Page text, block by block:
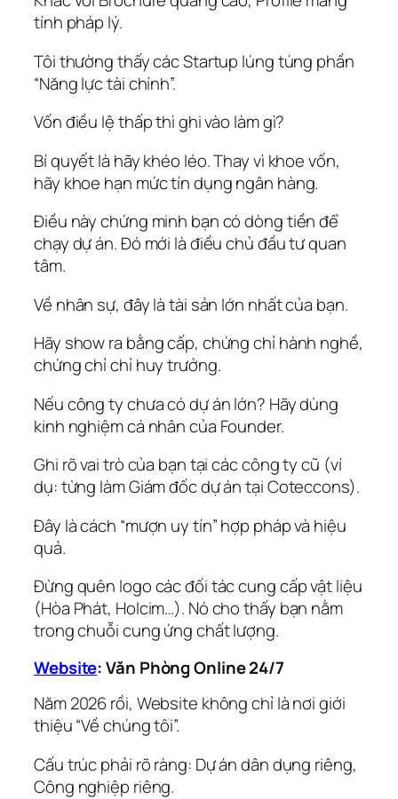
tính pháp lý.
Tôi thường thấy các Startup lúng túng phần
“Năng lực tài chính”.
Vốn điều lệ thấp thì ghi vào làm gì?
Bí quyết là hãy khéo léo. Thay vì khoe vốn,
hãy khoe hạn mức tín dụng ngân hàng.
Điều này chứng minh bạn có dòng tiền để
chạy dự án. Đó mới là điều chủ đầu tư quan
tâm.
Về nhân sự, đây là tài sản lớn nhất của bạn.
Hãy show ra bằng cấp, chứng chỉ hành nghề,
chứng chỉ chỉ huy trưởng.
Nếu công ty chưa có dự án lớn? Hãy dùng
kinh nghiệm cá nhân của Founder.
Ghi rõ vai trò của bạn tại các công ty cũ (ví
dụ: từng làm Giám đốc dự án tại Coteccons).
Đây là cách “mượn uy tín” hợp pháp và hiệu
quả.
Đừng quên logo các đối tác cung cấp vật liệu
(Hòa Phát, Holcim…). Nó cho thấy bạn nằm
trong chuỗi cung ứng chất lượng.
Website: Văn Phòng Online 24/7
Năm 2026 rồi, Website không chỉ là nơi giới
thiệu “Về chúng tôi”.
Cấu trúc phải rõ ràng: Dự án dân dụng riêng,
Công nghiệp riêng.